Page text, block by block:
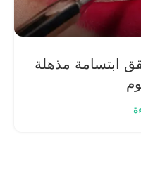
ابتسامة مذهلة